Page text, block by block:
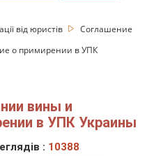
від юристів
Соглашение
о примирении в УПК
вины и
в УПК Украины
: 10388